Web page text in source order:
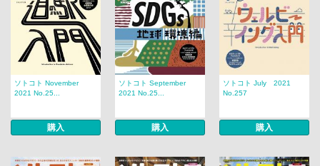
ソトコト November
2021 No.25...
購入
ソトコト September
2021 No.25...
購入
ソトコト July 2021
No.257
購入